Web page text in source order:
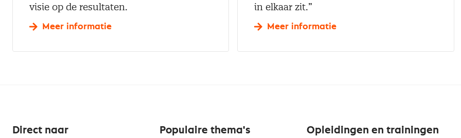
visie op de resultaten.
Meer informatie
in elkaar zit.”
Meer informatie
Direct naar Populaire thema's Opleidingen en trainingen